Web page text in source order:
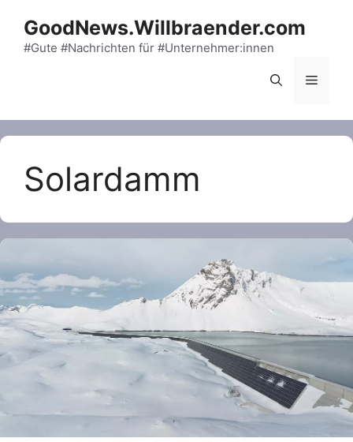
content
GoodNews.Willbraender.com
#Gute #Nachrichten für #Unternehmer:innen
Menu
Solardamm